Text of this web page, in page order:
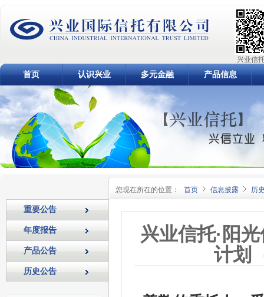
兴业信
首页 认识兴业 多元金融 产品信息
您现在所在的位置： 首页 信息披露 历
重要公告
年度报告
产品公告
历史公告
兴业信托·阳
计划